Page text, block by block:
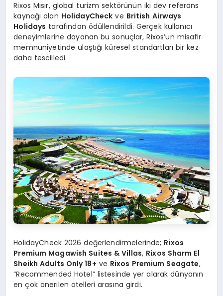
Rixos Mısır, global turizm sektörünün iki dev referans
kaynağı olan HolidayCheck ve British Airways
Holidays tarafından ödüllendirildi. Gerçek kullanıcı
deneyimlerine dayanan bu sonuçlar, Rixos’un misafir
memnuniyetinde ulaştığı küresel standartları bir kez
daha tescilledi.
HolidayCheck 2026 değerlendirmelerinde; Rixos
Premium Magawish Suites & Villas, Rixos Sharm El
Sheikh Adults Only 18+ ve Rixos Premium Seagate,
“Recommended Hotel” listesinde yer alarak dünyanın
en çok önerilen otelleri arasına girdi.